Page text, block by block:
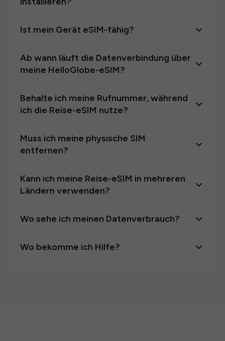
Ist mein Gerät eSIM-fähig?
Ab wann läuft die Datenverbindung über
meine HelloGlobe-eSIM?
Behalte ich meine Rufnummer, während
ich die Reise-eSIM nutze?
Muss ich meine physische SIM
entfernen?
Kann ich meine Reise-eSIM in mehreren
Ländern verwenden?
Wo sehe ich meinen Datenverbrauch?
Wo bekomme ich Hilfe?